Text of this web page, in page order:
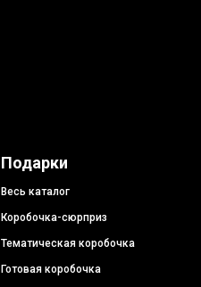
Подарки
Весь каталог
Коробочка-сюрприз
Тематическая коробочка
Готовая коробочка